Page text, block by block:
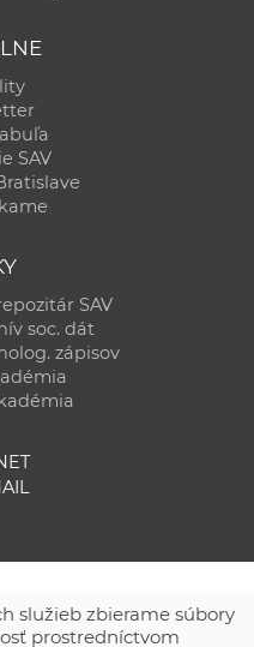
SAV
SAV
soc. dát
zápisov
služieb zbierame súbory
prostredníctvom